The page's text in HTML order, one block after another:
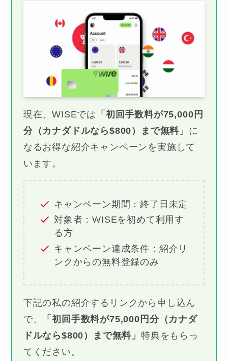
現在、WISEでは 「初回手数料が75,000円
分（カナダドルなら$800）まで無料」 に
なるお得な紹介キャンペーンを実施して
います。
キャンペーン期間：終了日未定
対象者：WISEを初めて利用す
る方
キャンペーン達成条件：紹介リ
ンクからの無料登録のみ
下記の私の紹介するリンクから申し込ん
で、
「初回手数料が75,000円分（カナダ
ドルなら$800）まで無料」特典をもらっ
てください。